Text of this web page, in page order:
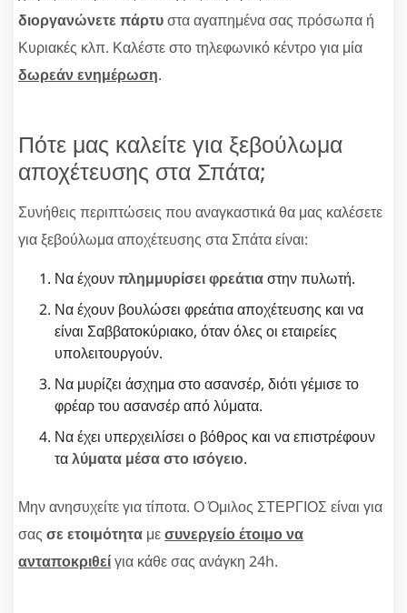
διοργανώνετε πάρτυστα αγαπημένα σας πρόσωπα ή
Κυριακές κλπ. Καλέστε στο τηλεφωνικό κέντρο για μία
δωρεάν ενημέρωση.
Πότε μας καλείτε για ξεβούλωμα
αποχέτευσης στα Σπάτα;
Συνήθεις περιπτώσεις που αναγκαστικά θα μας καλέσετε
για ξεβούλωμα αποχέτευσης στα Σπάτα είναι:
Να έχουνπλημμυρίσει φρεάτιαστην πυλωτή.
Να έχουν βουλώσει φρεάτια αποχέτευσης και να
είναι Σαββατοκύριακο, όταν όλες οι εταιρείες
υπολειτουργούν.
Να μυρίζει άσχημα στο ασανσέρ, διότι γέμισε το
φρέαρ του ασανσέρ από λύματα.
Να έχει υπερχειλίσει ο βόθρος και να επιστρέφουν
ταλύματα μέσα στο ισόγειο.
Μην ανησυχείτε για τίποτα. Ο Όμιλος ΣΤΕΡΓΙΟΣ είναι για
σας σε ετοιμότητα μεσυνεργείο έτοιμο να
ανταποκριθείγια κάθε σας ανάγκη 24h.